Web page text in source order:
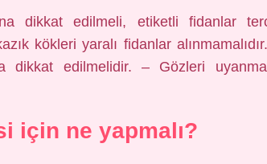
dikkat edilmeli, etiketli fidanlar
kökleri yaralı fidanlar
dikkat edilmelidir. – Gözleri
için ne yapmalı?